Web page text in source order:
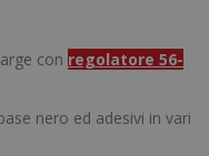
con regolatore 56-
nero ed adesivi in vari